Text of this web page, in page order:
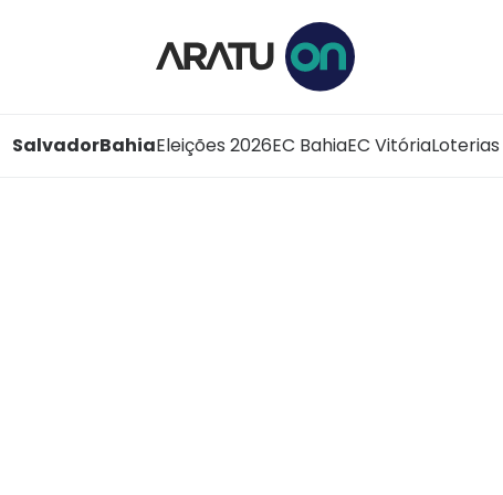
SalvadorBahiaEleições 2026EC BahiaEC VitóriaLoterias